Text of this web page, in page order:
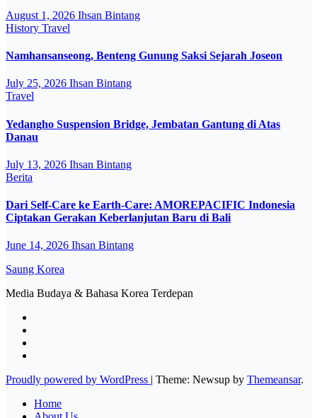
August 1, 2026 Ihsan Bintang
History Travel
Namhansanseong, Benteng Gunung Saksi Sejarah Joseon
July 25, 2026 Ihsan Bintang
Travel
Yedangho Suspension Bridge, Jembatan Gantung di Atas
Danau
July 13, 2026 Ihsan Bintang
Berita
Dari Self-Care ke Earth-Care: AMOREPACIFIC Indonesia
Ciptakan Gerakan Keberlanjutan Baru di Bali
June 14, 2026 Ihsan Bintang
Saung Korea
Media Budaya & Bahasa Korea Terdepan
Proudly powered by WordPress | Theme: Newsup by Themeansar.
Home